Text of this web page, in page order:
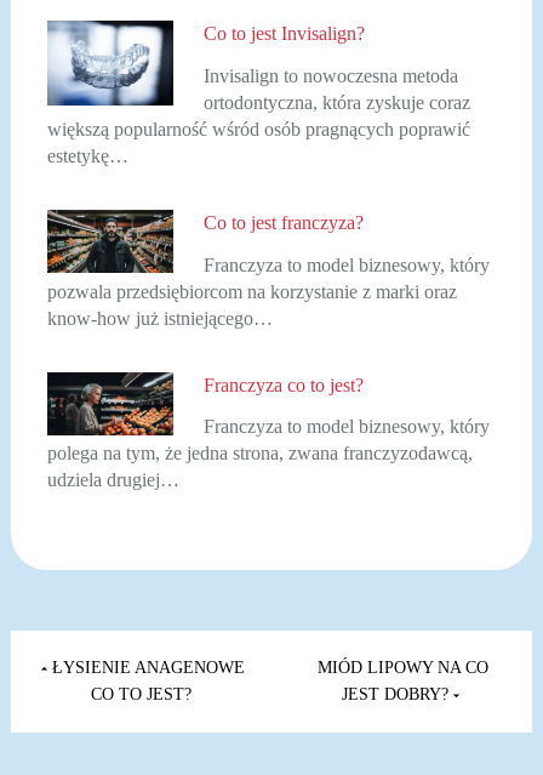
Co to jest Invisalign?
Invisalign to nowoczesna metoda
ortodontyczna, która zyskuje coraz
większą popularność wśród osób pragnących poprawić
estetykę…
Co to jest franczyza?
Franczyza to model biznesowy, który
pozwala przedsiębiorcom na korzystanie z marki oraz
know-how już istniejącego…
Franczyza co to jest?
Franczyza to model biznesowy, który
polega na tym, że jedna strona, zwana franczyzodawcą,
udziela drugiej…
Nawigacja
wpisu
ŁYSIENIE ANAGENOWE
CO TO JEST?
MIÓD LIPOWY NA CO
JEST DOBRY?